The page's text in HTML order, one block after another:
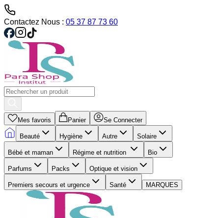
Contactez Nous : 05 37 87 73 60
Mes favoris Panier Se Connecter
Beauté Hygiène Autre Solaire
Bébé et maman Régime et nutrition Bio
Parfums Packs Optique et vision
Premiers secours et urgence Santé MARQUES